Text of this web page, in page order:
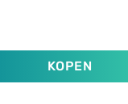
KOPEN